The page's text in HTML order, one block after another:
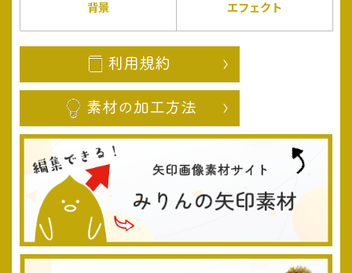
背景 エフェクト